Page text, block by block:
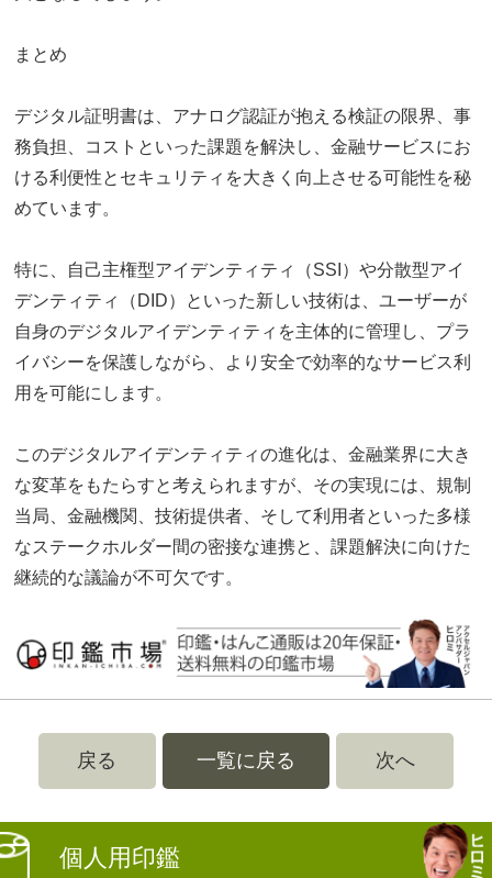
まとめ
デジタル証明書は、アナログ認証が抱える検証の限界、事
務負担、コストといった課題を解決し、金融サービスにお
ける利便性とセキュリティを大きく向上させる可能性を秘
めています。
特に、自己主権型アイデンティティ（SSI）や分散型アイ
デンティティ（DID）といった新しい技術は、ユーザーが
自身のデジタルアイデンティティを主体的に管理し、プラ
イバシーを保護しながら、より安全で効率的なサービス利
用を可能にします。
このデジタルアイデンティティの進化は、金融業界に大き
な変革をもたらすと考えられますが、その実現には、規制
当局、金融機関、技術提供者、そして利用者といった多様
なステークホルダー間の密接な連携と、課題解決に向けた
継続的な議論が不可欠です。
戻る 一覧に戻る 次へ
個人用印鑑